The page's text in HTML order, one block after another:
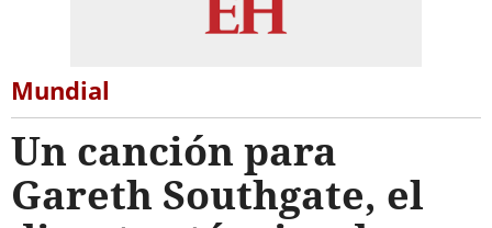
Mundial
Un canción para
Gareth Southgate, el